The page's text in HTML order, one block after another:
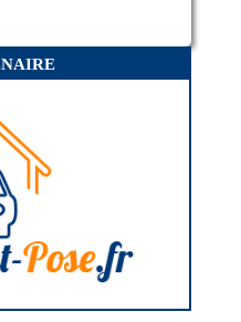
Laurent-les-Églises
Chervix
Hilaire-Bonneval
sur-Briance
Sornin-Leulac
la-Rivière
sur-Rivalier